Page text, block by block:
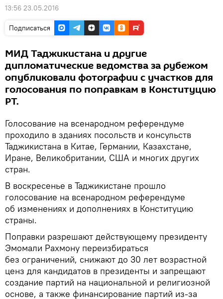
13:56 23.05.2016
Подписаться
МИД Таджикистана и другие
дипломатические ведомства за рубежом
опубликовали фотографии с участков для
голосования по поправкам в Конституцию
РТ.
Голосование на всенародном референдуме
проходило в зданиях посольств и консульств
Таджикистана в Китае, Германии, Казахстане,
Иране, Великобритании, США и многих других
стран.
В воскресенье в Таджикистане прошло
голосование на всенародном референдуме
об изменениях и дополнениях в Конституцию
страны.
Поправки разрешают действующему президенту
Эмомали Рахмону переизбираться
без ограничений, снижают до 30 лет возрастной
ценз для кандидатов в президенты и запрещают
создание партий на национальной и религиозной
основе, а также финансирование партий из-за